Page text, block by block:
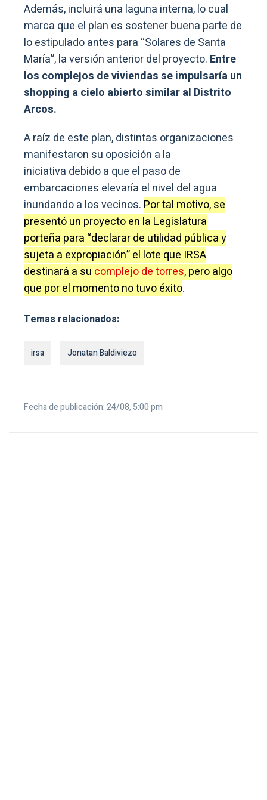
Además, incluirá una laguna interna, lo cual
marca que el plan es sostener buena parte de
lo estipulado antes para “Solares de Santa
María”, la versión anterior del proyecto. Entre
los complejos de viviendas se impulsaría un
shopping a cielo abierto similar al Distrito
Arcos.
A raíz de este plan, distintas organizaciones
manifestaron su oposición a la
iniciativa debido a que el paso de
embarcaciones elevaría el nivel del agua
inundando a los vecinos. Por tal motivo, se
presentó un proyecto en la Legislatura
porteña para “declarar de utilidad pública y
sujeta a expropiación” el lote que IRSA
destinará a sucomplejo de torres, pero algo
que por el momento no tuvo éxito.
Temas relacionados:
irsa Jonatan Baldiviezo
Fecha de publicación: 24/08, 5:00 pm